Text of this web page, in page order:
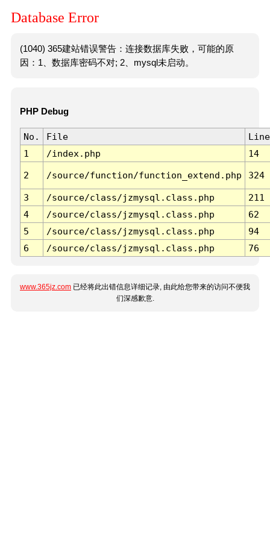
Database Error
(1040) 365建站错误警告：连接数据库失败，可能的原
因：1、数据库密码不对; 2、mysql未启动。
PHP Debug
No. File
Line
1
/index.php 14
2 /source/function/function_extend.php 324
3 /source/class/jzmysql.class.php
211
4
/source/class/jzmysql.class.php
62
5
/source/class/jzmysql.class.php
94
6
/source/class/jzmysql.class.php 76
www.365jz.com 已经将此出错信息详细记录, 由此给您带来的访问不便我
们深感歉意.